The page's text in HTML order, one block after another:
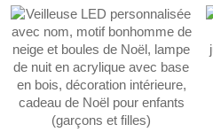
intérieure, cadeau de Noël pour
enfants (garçons/filles)